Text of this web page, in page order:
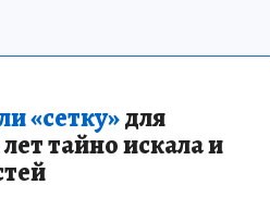
«сетку»для
тайно искала и